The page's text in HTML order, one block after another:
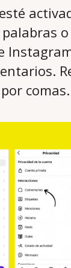
comas.